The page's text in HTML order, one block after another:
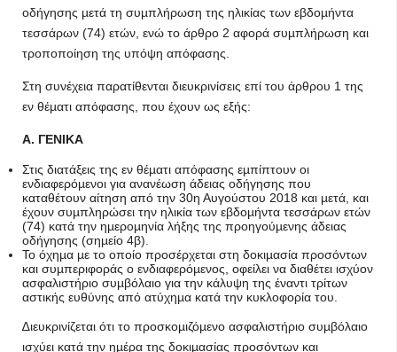
οδήγησης µετά τη συµπλήρωση της ηλικίας των εβδοµήντα
τεσσάρων (74) ετών, ενώ το άρθρο 2 αφορά συµπλήρωση και
τροποποίηση της υπόψη απόφασης.
Στη συνέχεια παρατίθενται διευκρινίσεις επί του άρθρου 1 της
εν θέµατι απόφασης, που έχουν ως εξής:
Α. ΓΕΝΙΚΑ
Στις διατάξεις της εν θέµατι απόφασης εµπίπτουν οι
ενδιαφερόµενοι για ανανέωση άδειας οδήγησης που
καταθέτουν αίτηση από την 30η Αυγούστου 2018 και µετά, και
έχουν συµπληρώσει την ηλικία των εβδοµήντα τεσσάρων ετών
(74) κατά την ηµεροµηνία λήξης της προηγούµενης άδειας
οδήγησης (σηµείο 4β).
Το όχηµα µε το οποίο προσέρχεται στη δοκιµασία προσόντων
και συµπεριφοράς ο ενδιαφερόµενος, οφείλει να διαθέτει ισχύον
ασφαλιστήριο συµβόλαιο για την κάλυψη της έναντι τρίτων
αστικής ευθύνης από ατύχηµα κατά την κυκλοφορία του.
∆ιευκρινίζεται ότι το προσκοµιζόµενο ασφαλιστήριο συµβόλαιο
ισχύει κατά την ηµέρα της δοκιµασίας προσόντων και